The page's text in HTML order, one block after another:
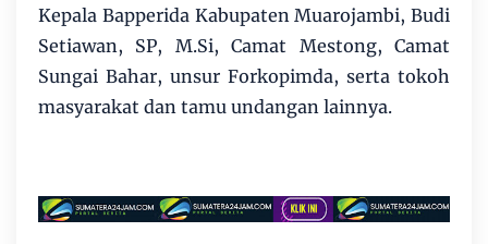
Kepala Bapperida Kabupaten Muarojambi, Budi
Setiawan, SP, M.Si, Camat Mestong, Camat
Sungai Bahar, unsur Forkopimda, serta tokoh
masyarakat dan tamu undangan lainnya.